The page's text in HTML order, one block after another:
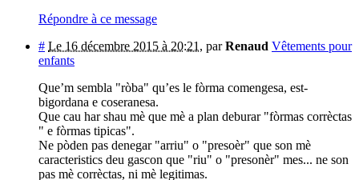
Répondre à ce message
# Le 16 décembre 2015 à 20:21 , parRenaud Vêtements pour
enfants
Que’m sembla "ròba" qu’es le fòrma comengesa, est-
bigordana e coseranesa.
Que cau har shau mè que mè a plan deburar "fòrmas corrèctas
" e fòrmas tipicas".
Ne pòden pas denegar "arriu" o "presoèr" que son mè
caracteristics deu gascon que "riu" o "presonèr" mes... ne son
pas mè corrèctas, ni mè legitimas.